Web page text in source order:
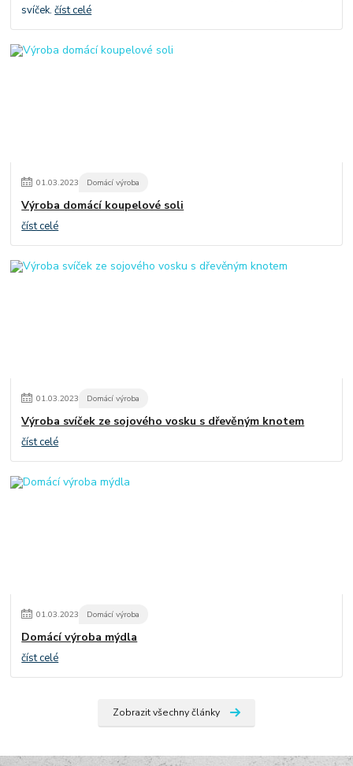
svíček.číst celé
01.03.2023 Domácí výroba
Výroba domácí koupelové soli
číst celé
01.03.2023 Domácí výroba
Výroba svíček ze sojového vosku s dřevěným knotem
číst celé
01.03.2023 Domácí výroba
Domácí výroba mýdla
číst celé
Zobrazit všechny články